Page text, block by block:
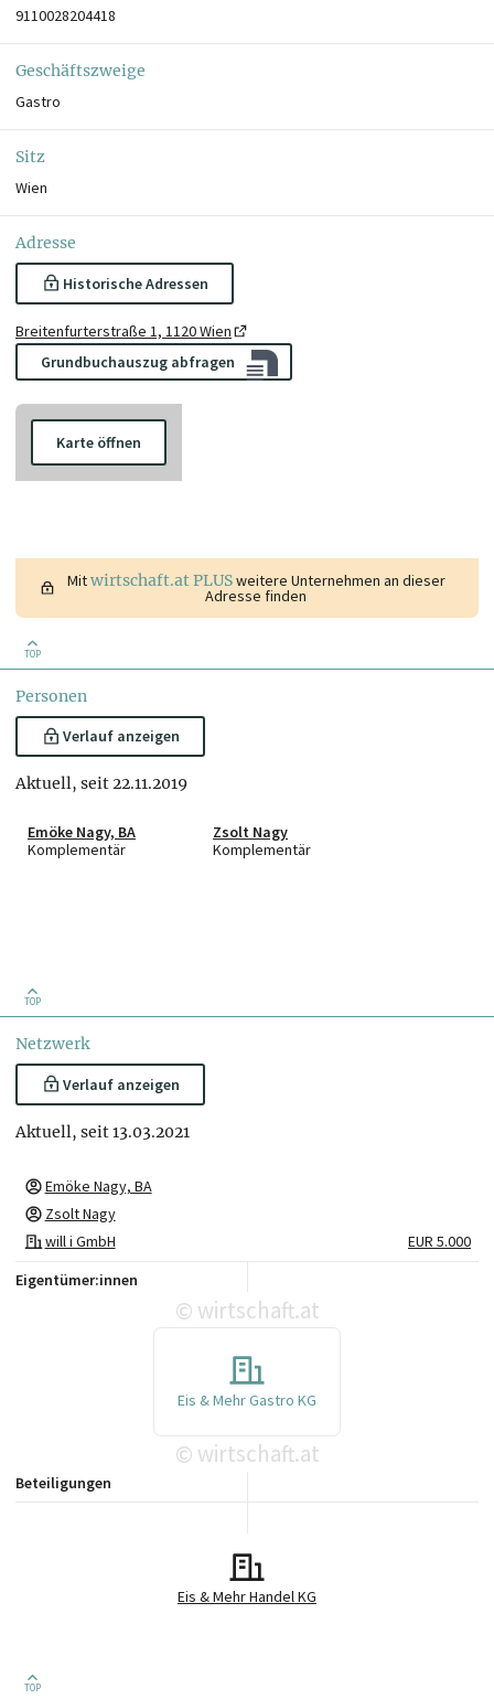
9110028204418
Geschäftszweige
Gastro
Sitz
Wien
Adresse
Historische Adressen
Breitenfurterstraße 1, 1120 Wien
Grundbuchauszug abfragen
Karte öffnen
Mitwirtschaft.at PLUSweitere Unternehmen an dieser
Adresse finden
TOP
Personen
Verlauf anzeigen
Aktuell, seit 22.11.2019
Emöke Nagy, BA
Komplementär
Zsolt Nagy
Komplementär
TOP
Netzwerk
Verlauf anzeigen
Aktuell, seit 13.03.2021
Emöke Nagy, BA
Zsolt Nagy
will i GmbH
EUR 5.000
Eigentümer:innen
© wirtschaft.at
Eis & Mehr Gastro KG
© wirtschaft.at
Eis & Mehr Handel KG
Beteiligungen
TOP